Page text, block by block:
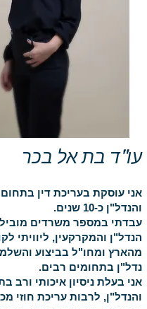
עו"ד בת אל בכר
אני עוסקת בעריכת דין
והנדל"ן כ-10 שנים.
עבדתי במספר משרדים
הנדל"ן והמקרקעין, ליוויתי
מהארץ ומחו"ל בביצוע
נדל"ן בתחומים רבים.
אני בעלת ניסיון איכותי ורב
והנדל"ן, לרבות עריכת חוזי